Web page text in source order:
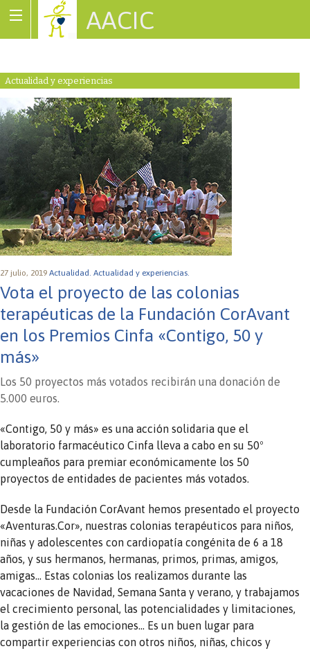
AACIC
Actualidad y experiencias
27 julio, 2019 Actualidad. Actualidad y experiencias.
Vota el proyecto de las colonias
terapéuticas de la Fundación CorAvant
en los Premios Cinfa «Contigo, 50 y
más»
Los 50 proyectos más votados recibirán una donación de
5.000 euros.
«Contigo, 50 y más» es una acción solidaria que el
laboratorio farmacéutico Cinfa lleva a cabo en su 50º
cumpleaños para premiar económicamente los 50
proyectos de entidades de pacientes más votados.
Desde la Fundación CorAvant hemos presentado el proyecto
«Aventuras.Cor», nuestras colonias terapéuticos para niños,
niñas y adolescentes con cardiopatía congénita de 6 a 18
años, y sus hermanos, hermanas, primos, primas, amigos,
amigas… Estas colonias los realizamos durante las
vacaciones de Navidad, Semana Santa y verano, y trabajamos
el crecimiento personal, las potencialidades y limitaciones,
la gestión de las emociones… Es un buen lugar para
compartir experiencias con otros niños, niñas, chicos y